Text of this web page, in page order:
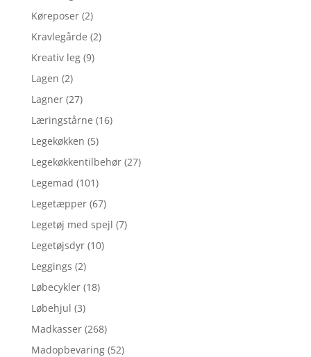
Køreposer (2)
Kravlegårde (2)
Kreativ leg (9)
Lagen (2)
Lagner (27)
Læringstårne (16)
Legekøkken (5)
Legekøkkentilbehør (27)
Legemad (101)
Legetæpper (67)
Legetøj med spejl (7)
Legetøjsdyr (10)
Leggings (2)
Løbecykler (18)
Løbehjul (3)
Madkasser (268)
Madopbevaring (52)